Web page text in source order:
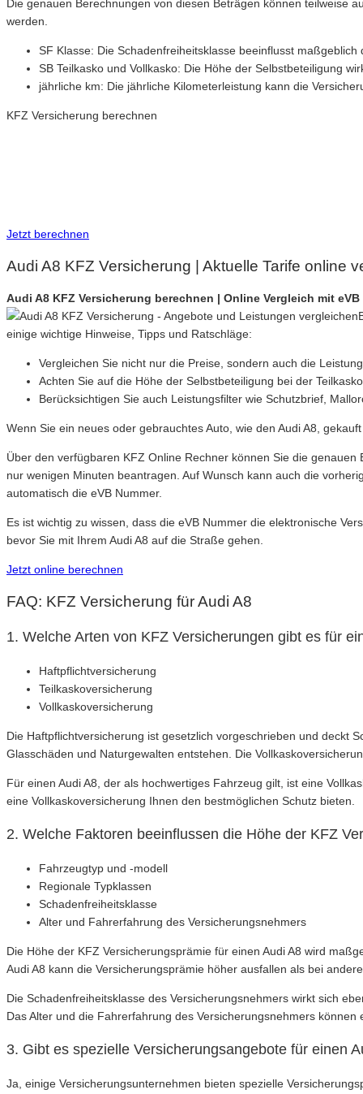
Die genauen Berechnungen von diesen Beträgen können teilweise
werden.
SF Klasse: Die Schadenfreiheitsklasse beeinflusst
SB Teilkasko und Vollkasko: Die Höhe der Selbstbeteiligung
jährliche km: Die jährliche Kilometerleistung kann die
KFZ Versicherung berechnen
Jetzt berechnen
Audi A8 KFZ Versicherung | Aktuelle Tarife online
Audi A8 KFZ Versicherung berechnen | Online Vergleich mit eVB
einige wichtige Hinweise, Tipps und Ratschläge:
Vergleichen Sie nicht nur die Preise, sondern auch die
Achten Sie auf die Höhe der Selbstbeteiligung bei der
Berücksichtigen Sie auch Leistungsfilter wie Schutzbrief,
Wenn Sie ein neues oder gebrauchtes Auto, wie den Audi A8,
Über den verfügbaren KFZ Online Rechner können Sie die
nur wenigen Minuten beantragen. Auf Wunsch kann auch die
automatisch die eVB Nummer.
Es ist wichtig zu wissen, dass die eVB Nummer die elektronische
bevor Sie mit Ihrem Audi A8 auf die Straße gehen.
Jetzt online berechnen
FAQ: KFZ Versicherung für Audi A8
1. Welche Arten von KFZ Versicherungen gibt es für
Haftpflichtversicherung
Teilkaskoversicherung
Vollkaskoversicherung
Die Haftpflichtversicherung ist gesetzlich vorgeschrieben und deckt
Glasschäden und Naturgewalten entstehen. Die
Für einen Audi A8, der als hochwertiges Fahrzeug gilt, ist eine
eine Vollkaskoversicherung Ihnen den bestmöglichen Schutz bieten.
2. Welche Faktoren beeinflussen die Höhe der KFZ
Fahrzeugtyp und -modell
Regionale Typklassen
Schadenfreiheitsklasse
Alter und Fahrerfahrung des Versicherungsnehmers
Die Höhe der KFZ Versicherungsprämie für einen Audi A8 wird
Audi A8 kann die Versicherungsprämie höher ausfallen als bei
Die Schadenfreiheitsklasse des Versicherungsnehmers wirkt sich
Das Alter und die Fahrerfahrung des Versicherungsnehmers
3. Gibt es spezielle Versicherungsangebote für einen
Ja, einige Versicherungsunternehmen bieten spezielle